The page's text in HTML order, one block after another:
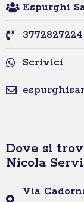
Espurghi
3772827224
Scrivici
Dove si
Nicola
Via